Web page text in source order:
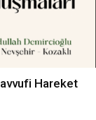
Hareket